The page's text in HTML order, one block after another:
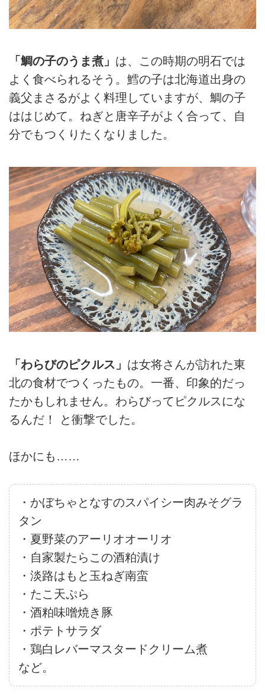
「鯛の子のうま煮」 は、この時期の明石では
よく食べられるそう。鱈の子は北海道出身の
義父まさるがよく料理していますが、鯛の子
ははじめて。ねぎと唐辛子がよく合って、自
分でもつくりたくなりました。
「わらびのピクルス」 は女将さんが訪れた東
北の食材でつくったもの。一番、印象的だっ
たかもしれません。わらびってピクルスにな
るんだ！ と衝撃でした。
ほかにも……
・かぼちゃとなすのスパイシー肉みそグラ
タン
・夏野菜のアーリオオーリオ
・自家製たらこの酒粕漬け
・淡路はもと玉ねぎ南蛮
・たこ天ぷら
・酒粕味噌焼き豚
・ポテトサラダ
・鶏白レバーマスタードクリーム煮
など。